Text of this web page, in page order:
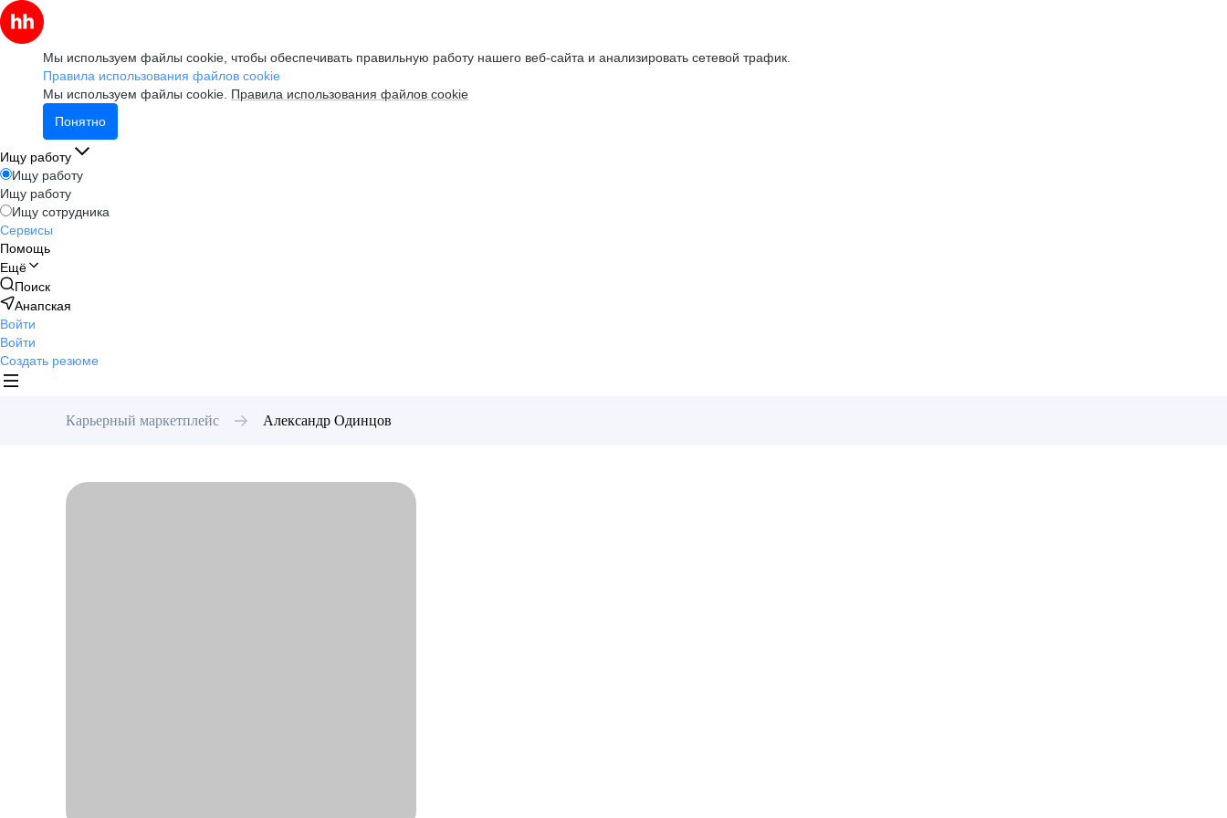
Мы используем файлы cookie, чтобы обеспечивать правильную работу нашего веб-сайта и анализировать сетевой трафик.
Правила использования файлов cookie
Мы используем файлы cookie. Правила использования файлов cookie
Понятно
Ищу работу
Ищу работу
Ищу работу
Ищу сотрудника
Сервисы
Помощь
Ещё
Поиск
Анапская
Войти
Войти
Создать резюме
Карьерный маркетплейс Александр Одинцов